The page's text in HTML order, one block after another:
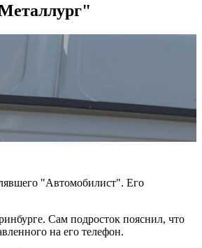
"Автомобилист". Его
Сам подросток пояснил, что
на его телефон.